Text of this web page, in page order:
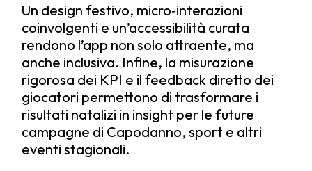
Un design festivo, micro‑interazioni
coinvolgenti e un’accessibilità curata
rendono l’app non solo attraente, ma
anche inclusiva. Infine, la misurazione
rigorosa dei KPI e il feedback diretto dei
giocatori permettono di trasformare i
risultati natalizi in insight per le future
campagne di Capodanno, sport e altri
eventi stagionali.